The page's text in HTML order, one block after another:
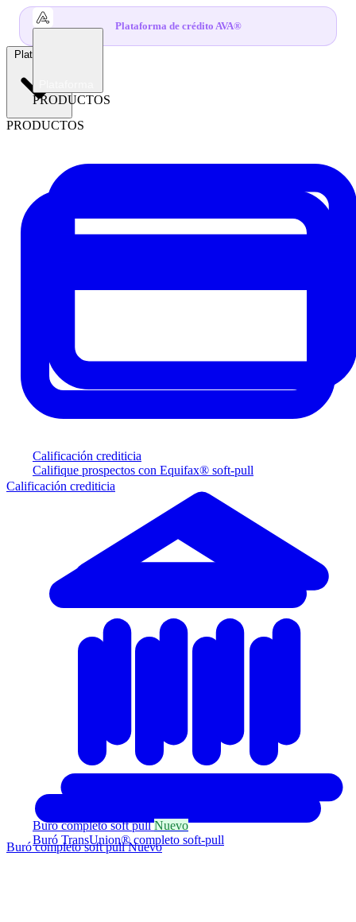
Plataforma de crédito AVA®
PRODUCTOS
Calificación crediticia
Califique prospectos con Equifax® soft-pull
Buró completo soft pullNuevo
Buró TransUnion® completo soft-pull
Plataforma
PRODUCTOS
Calificación crediticia
Buró completo soft pullNuevo